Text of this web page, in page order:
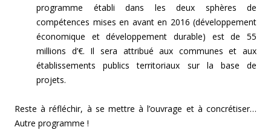
programme établi dans les deux sphères de
compétences mises en avant en 2016 (développement
économique et développement durable) est de 55
millions d’€. Il sera attribué aux communes et aux
établissements publics territoriaux sur la base de
projets.
Reste à réfléchir, à se mettre à l’ouvrage et à concrétiser…
Autre programme !